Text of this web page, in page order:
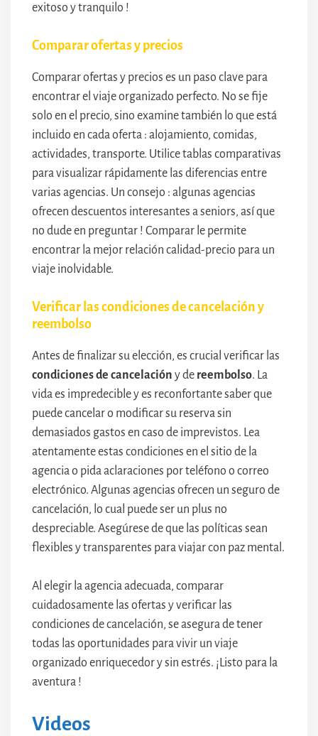
exitoso y tranquilo !
Comparar ofertas y precios
Comparar ofertas y precios es un paso clave para
encontrar el viaje organizado perfecto. No se fije
solo en el precio, sino examine también lo que está
incluido en cada oferta : alojamiento, comidas,
actividades, transporte. Utilice tablas comparativas
para visualizar rápidamente las diferencias entre
varias agencias. Un consejo : algunas agencias
ofrecen descuentos interesantes a seniors, así que
no dude en preguntar ! Comparar le permite
encontrar la mejor relación calidad-precio para un
viaje inolvidable.
Verificar las condiciones de cancelación y
reembolso
Antes de finalizar su elección, es crucial verificar las
condiciones de cancelación y de reembolso. La
vida es impredecible y es reconfortante saber que
puede cancelar o modificar su reserva sin
demasiados gastos en caso de imprevistos. Lea
atentamente estas condiciones en el sitio de la
agencia o pida aclaraciones por teléfono o correo
electrónico. Algunas agencias ofrecen un seguro de
cancelación, lo cual puede ser un plus no
despreciable. Asegúrese de que las políticas sean
flexibles y transparentes para viajar con paz mental.
Al elegir la agencia adecuada, comparar
cuidadosamente las ofertas y verificar las
condiciones de cancelación, se asegura de tener
todas las oportunidades para vivir un viaje
organizado enriquecedor y sin estrés. ¡Listo para la
aventura !
Videos